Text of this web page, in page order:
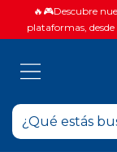
🔥🎮Descubre
plataformas,